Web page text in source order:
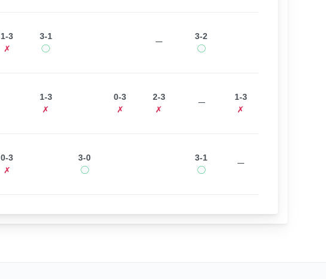
1-3
✗
3-1
◯
ー
3-2
◯
1-3
✗
0-3
✗
2-3
✗
ー
1-3
✗
0-3
✗
3-0
◯
3-1
◯
ー